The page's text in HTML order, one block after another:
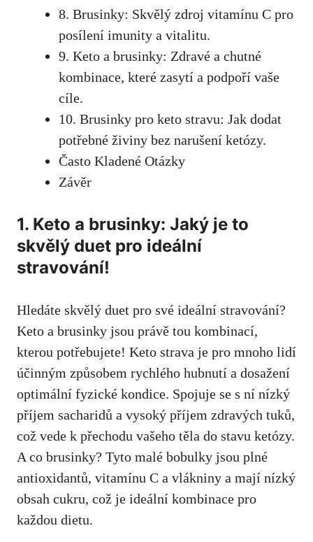
8. Brusinky: Skvělý zdroj vitamínu C pro
posílení imunity a vitalitu.
9. Keto a brusinky: Zdravé a chutné
kombinace, které zasytí a podpoří vaše
cíle.
10. Brusinky pro keto stravu: Jak dodat
potřebné živiny bez narušení ketózy.
Často Kladené Otázky
Závěr
1. Keto a brusinky: Jaký je to
skvělý duet pro ideální
stravování!
Hledáte skvělý duet pro své ideální stravování?
Keto a brusinky jsou právě tou kombinací,
kterou potřebujete! Keto strava je pro mnoho lidí
účinným způsobem rychlého hubnutí a dosažení
optimální fyzické kondice. Spojuje se s ní nízký
příjem sacharidů a vysoký příjem zdravých tuků,
což vede k přechodu vašeho těla do stavu ketózy.
A co brusinky? Tyto malé bobulky jsou plné
antioxidantů, vitamínu C a vlákniny a mají nízký
obsah cukru, což je ideální kombinace pro
každou dietu.